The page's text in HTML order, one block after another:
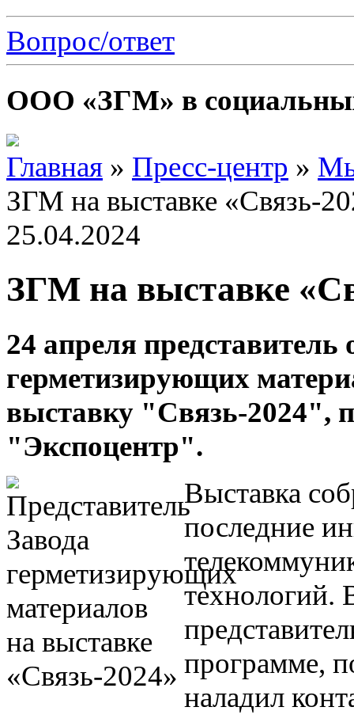
Вопрос/ответ
ООО «ЗГМ» в
Главная » Пресс-центр »
ЗГМ на выставке «Связь-
25.04.2024
ЗГМ на выставке
24 апреля представитель
герметизирующих
выставку "Связь-2024",
"Экспоцентр".
Выставка
последние
технологий.
программе,
наладил